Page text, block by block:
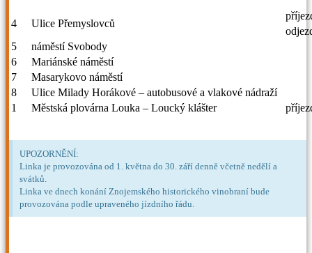
4 Ulice Přemyslovců
5
náměstí Svobody
6
Mariánské náměstí
7
Masarykovo náměstí
8
Ulice Milady Horákové – autobusové a vlakové nádraží
1
Městská plovárna Louka – Loucký klášter
UPOZORNĚNÍ:
Linka je provozována od 1. května do 30. září denně včetně nedělí a
svátků.
Linka ve dnech konání Znojemského historického vinobraní bude
provozována podle upraveného jízdního řádu.